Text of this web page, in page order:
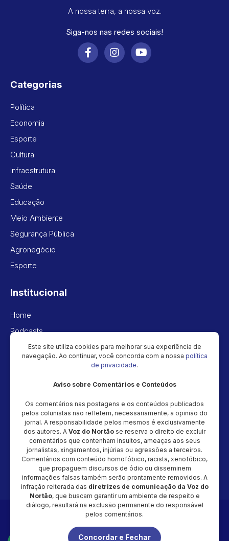
A nossa terra, a nossa voz.
Siga-nos nas redes sociais!
Categorias
Política
Economia
Esporte
Cultura
Infraestrutura
Saúde
Educação
Meio Ambiente
Segurança Pública
Agronegócio
Esporte
Institucional
Home
Podcasts
Vídeos
Política de privacidade
Newsletter
Cadastre seu e-mail e receba as novidades!
Cadastrar
Copyright © 2026 - Magic Video Produção – CNPJ: 48.034.154/0001-
É proibida a reprodução total ou parcial do conteúdo desta página,
Este site utiliza cookies para melhorar sua experiência de
navegação. Ao continuar, você concorda com a nossa política
de privacidade.
Aviso sobre Comentários e Conteúdos
Os comentários nas postagens e os conteúdos publicados
pelos colunistas não refletem, necessariamente, a opinião do
jornal. A responsabilidade pelos mesmos é exclusivamente
dos autores. A Voz do Nortão se reserva o direito de excluir
comentários que contenham insultos, ameaças aos seus
jornalistas, xingamentos, injúrias ou agressões a terceiros.
Comentários com conteúdo homofóbico, racista, xenofóbico,
que propaguem discursos de ódio ou disseminem
informações falsas também serão prontamente removidos. A
infração reiterada das diretrizes de comunicação da Voz do
Nortão, que buscam garantir um ambiente de respeito e
diálogo, resultará na exclusão permanente do responsável
pelos comentários.
Concordar e Fechar